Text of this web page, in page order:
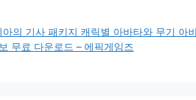
의 기사 패키지 캐릭별 아바타와 무기 아
무료 다운로드 – 에픽게임즈